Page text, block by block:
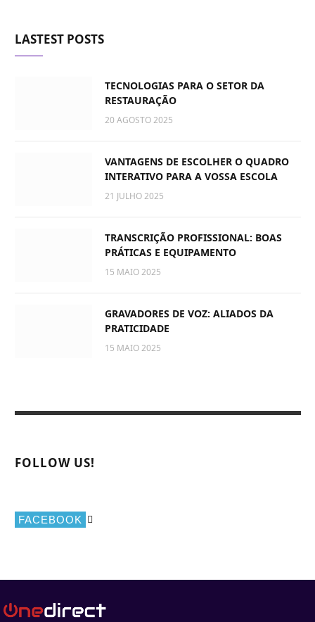
LASTEST POSTS
TECNOLOGIAS PARA O SETOR DA
RESTAURAÇÃO
20 AGOSTO 2025
VANTAGENS DE ESCOLHER O QUADRO
INTERATIVO PARA A VOSSA ESCOLA
21 JULHO 2025
TRANSCRIÇÃO PROFISSIONAL: BOAS
PRÁTICAS E EQUIPAMENTO
15 MAIO 2025
GRAVADORES DE VOZ: ALIADOS DA
PRATICIDADE
15 MAIO 2025
FOLLOW US!
FACEBOOK